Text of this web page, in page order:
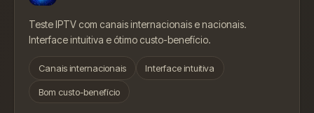
Teste IPTV com canais internacionais e nacionais.
Interface intuitiva e ótimo custo-benefício.
Canais internacionais Interface intuitiva
Bom custo-benefício